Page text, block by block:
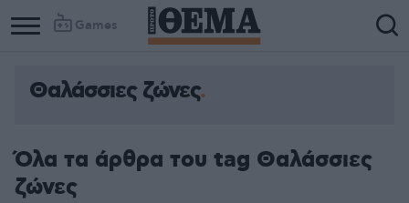
Games
Θαλάσσιες ζώνες
Όλα τα άρθρα του tag Θαλάσσιες
ζώνες